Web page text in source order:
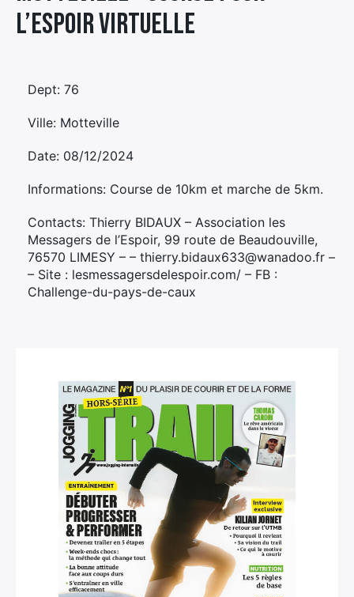
L’ESPOIR VIRTUELLE
Dept: 76
Ville: Motteville
Date: 08/12/2024
Informations: Course de 10km et marche de 5km.
Contacts: Thierry BIDAUX – Association les
Messagers de l’Espoir, 99 route de Beaudouville,
76570 LIMESY – – thierry.bidaux633@wanadoo.fr –
– Site : lesmessagersdelespoir.com/ – FB :
Challenge-du-pays-de-caux
menu